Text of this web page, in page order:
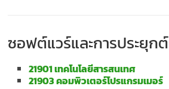
ซอฟต์แวร์และการประยุกต์
21901 เทคโนโลยีสารสนเทศ
21903 คอมพิวเตอร์โปรแกรมเมอร์